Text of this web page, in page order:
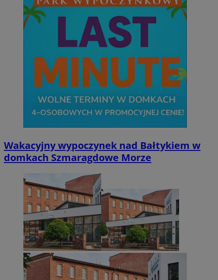
Wakacyjny wypoczynek nad Bałtykiem w
domkach Szmaragdowe Morze